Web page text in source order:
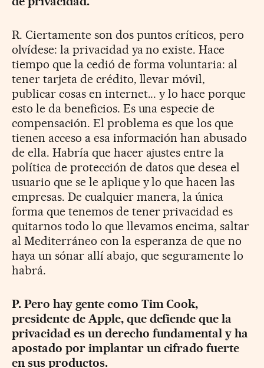
R. Ciertamente son dos puntos críticos, pero
olvídese: la privacidad ya no existe. Hace
tiempo que la cedió de forma voluntaria: al
tener tarjeta de crédito, llevar móvil,
publicar cosas en internet... y lo hace porque
esto le da beneficios. Es una especie de
compensación. El problema es que los que
tienen acceso a esa información han abusado
de ella. Habría que hacer ajustes entre la
política de protección de datos que desea el
usuario que se le aplique y lo que hacen las
empresas. De cualquier manera, la única
forma que tenemos de tener privacidad es
quitarnos todo lo que llevamos encima, saltar
al Mediterráneo con la esperanza de que no
haya un sónar allí abajo, que seguramente lo
habrá.
P. Pero hay gente como Tim Cook,
presidente de Apple, que defiende que la
privacidad es un derecho fundamental y ha
apostado por implantar un cifrado fuerte
en sus productos.